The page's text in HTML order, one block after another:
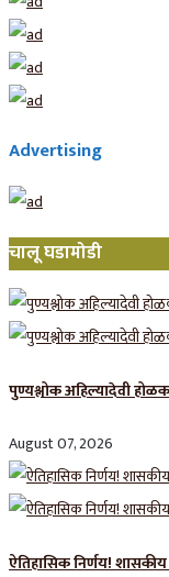
Advertising
चालू घडामोडी
पुण्यश्लोक अहिल्यादेवी
August 07, 2026
ऐतिहासिक निर्णय!